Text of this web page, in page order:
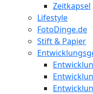
Zeitkapsel
Lifestyle
FotoDinge.de
Stift & Papier